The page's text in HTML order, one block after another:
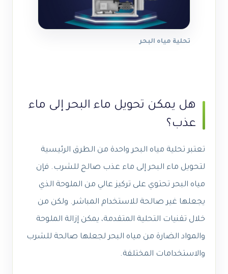
تحلية مياه البحر
هل يمكن تحويل ماء البحر إلى ماء
عذب؟
تعتبر تحلية مياه البحر واحدة من الطرق الرئيسية
لتحويل ماء البحر إلى ماء عذب صالح للشرب. فإن
مياه البحر تحتوي على تركيز عالي من الملوحة الذي
يجعلها غير صالحة للاستخدام المباشر. ولكن من
خلال تقنيات التحلية المتقدمة، يمكن إزالة الملوحة
والمواد الضارة من مياه البحر لجعلها صالحة للشرب
والاستخدامات المختلفة.